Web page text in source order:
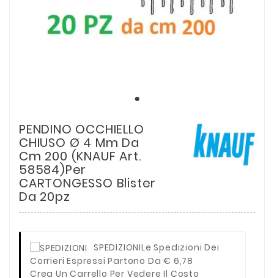
PENDINO OCCHIELLO
CHIUSO Ø 4 Mm Da
Cm 200 (KNAUF Art.
58584)Per
CARTONGESSO Blister
Da 20pz
SPEDIZIONILe Spedizioni Dei
Corrieri Espressi Partono Da € 6,78
Crea Un Carrello Per Vedere Il Costo